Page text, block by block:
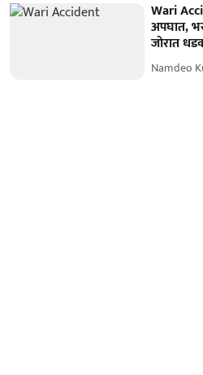
Wari
अपघात,
जोरात
Namdeo